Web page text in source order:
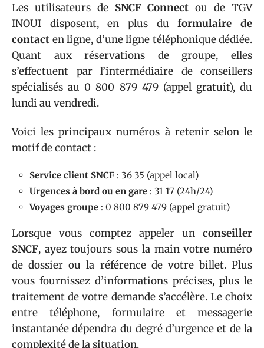
Les utilisateurs de SNCF Connect ou de TGV
INOUI disposent, en plus duformulaire de
contact en ligne, d’une ligne téléphonique dédiée.
Quant aux réservations de groupe, elles
s’effectuent par l’intermédiaire de conseillers
spécialisés au 0 800 879 479 (appel gratuit), du
lundi au vendredi.
Voici les principaux numéros à retenir selon le
motif de contact :
Service client SNCF : 36 35 (appel local)
Urgences à bord ou en gare : 31 17 (24h/24)
Voyages groupe : 0 800 879 479 (appel gratuit)
Lorsque vous comptez appeler un conseiller
SNCF, ayez toujours sous la main votre numéro
de dossier ou la référence de votre billet. Plus
vous fournissez d’informations précises, plus le
traitement de votre demande s’accélère. Le choix
entre téléphone, formulaire et messagerie
instantanée dépendra du degré d’urgence et de la
complexité de la situation.